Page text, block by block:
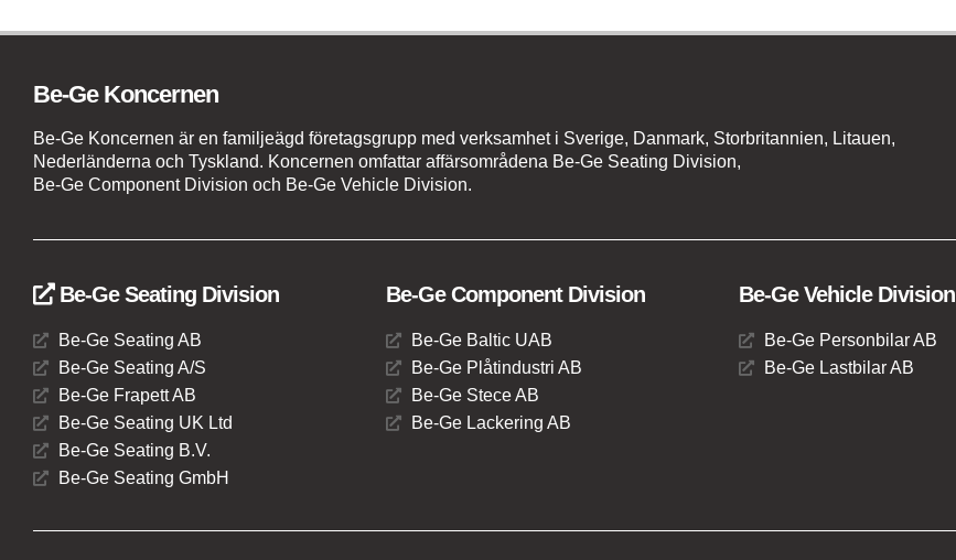
Be-Ge Koncernen
Be-Ge Koncernen är en familjeägd företagsgrupp med verksamhet i Sverige, Danmark, Storbritannien, Litauen,
Nederländerna och Tyskland. Koncernen omfattar affärsområdena Be-Ge Seating Division,
Be-Ge Component Division och Be-Ge Vehicle Division.
Be-Ge Seating Division
Be-Ge Seating AB
Be-Ge Seating A/S
Be-Ge Frapett AB
Be-Ge Seating UK Ltd
Be-Ge Seating B.V.
Be-Ge Seating GmbH
Be-Ge Component Division
Be-Ge Baltic UAB
Be-Ge Plåtindustri AB
Be-Ge Stece AB
Be-Ge Lackering AB
Be-Ge Vehicle Division
Be-Ge Personbilar AB
Be-Ge Lastbilar AB